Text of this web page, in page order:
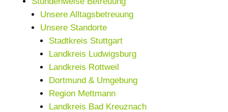
Unsere Alltagsbetreuung
Unsere Standorte
Stadtkreis Stuttgart
Landkreis Ludwigsburg
Landkreis Rottweil
Dortmund & Umgebung
Region Mettmann
Landkreis Bad Kreuznach